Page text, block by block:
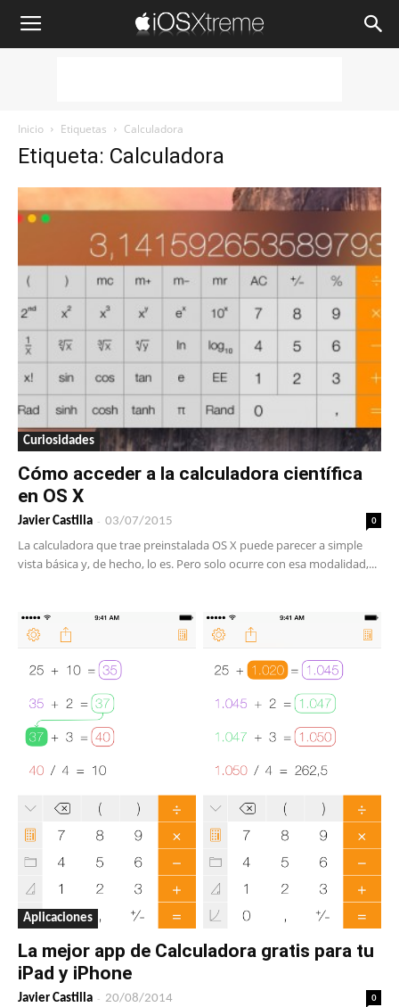
iOSXtreme
Inicio Etiquetas Calculadora
Etiqueta: Calculadora
Curiosidades
Cómo acceder a la calculadora científica
en OS X
Javier Castilla - 03/07/2015 0
La calculadora que trae preinstalada OS X puede parecer a simple
vista básica y, de hecho, lo es. Pero solo ocurre con esa modalidad,...
Aplicaciones
La mejor app de Calculadora gratis para tu
iPad y iPhone
Javier Castilla - 20/08/2014 0